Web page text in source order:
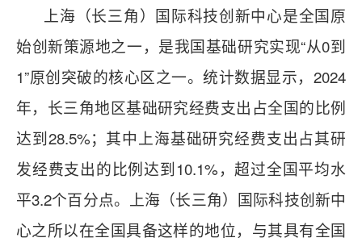
上海（长三角）国际科技创新中心是全国原
始创新策源地之一，是我国基础研究实现“从0到
1”原创突破的核心区之一。统计数据显示，2024
年，长三角地区基础研究经费支出占全国的比例
达到28.5%；其中上海基础研究经费支出占其研
发经费支出的比例达到10.1%，超过全国平均水
平3.2个百分点。上海（长三角）国际科技创新中
心之所以在全国具备这样的地位，与其具有全国